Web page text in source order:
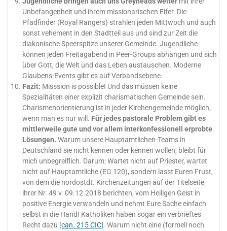
Unbefangenheit und ihrem missionarischen Eifer. Die
Pfadfinder (Royal Rangers) strahlen jeden Mittwoch und auch
sonst vehement in den Stadtteil aus und sind zur Zeit die
diakonische Speerspitze unserer Gemeinde. Jugendliche
können jeden Freitagabend in Peer-Groups abhängen und sich
über Gott, die Welt und das Leben austauschen. Moderne
Glaubens-Events gibt es auf Verbandsebene.
Fazit: Misssion is possible! Und das müssen keine
Spezialitäten einer explizit charismatischen Gemeinde sein.
Charismenorientierung ist in jeder Kirchengemeinde möglich,
wenn man es nur will. Für jedes pastorale Problem gibt es
mittlerweile gute und vor allem interkonfessionell erprobte
Lösungen. Warum unsere Hauptamtlichen-Teams in
Deutschland sie nicht kennen oder kennen wollen, bleibt für
mich unbegreiflich. Darum: Wartet nicht auf Priester, wartet
nicht auf Hauptamtliche (EG 120), sondern lasst Euren Frust,
von dem die nordostdt. Kirchenzeitungen auf der Titelseite
ihrer Nr. 49 v. 09.12.2018 berichten, vom Heiligen Geist in
positive Energie verwandeln und nehmt Eure Sache einfach
selbst in die Hand! Katholiken haben sogar ein verbrieftes
Recht dazu [can. 215 CIC]. Warum nicht eine (formell noch